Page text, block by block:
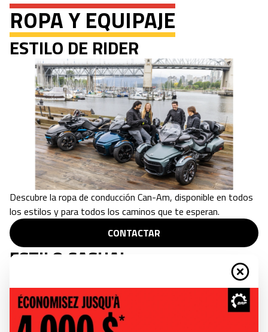
ROPA Y EQUIPAJE
ESTILO DE RIDER
Descubre la ropa de conducción Can-Am, disponible en todos
los estilos y para todos los caminos que te esperan.
CONTACTAR
ESTILO CASUAL